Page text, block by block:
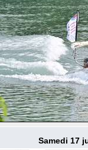
Samedi 17